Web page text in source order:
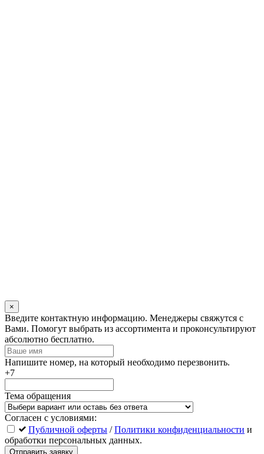
×
Оставьте
это
поле
пустым
Введите контактную информацию. Менеджеры свяжутся с
Вами. Помогут выбрать из ассортимента и проконсультируют
абсолютно бесплатно.
Напишите номер, на который необходимо перезвонить.
+7
Тема обращения
Согласен с условиями:
Публичной оферты /Политики конфиденциальности и
обработки персональных данных.
Отправить заявку